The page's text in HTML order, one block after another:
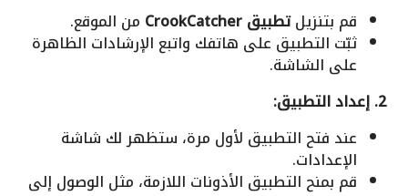
قم بتنزيلتطبيق CrookCatcher من الموقع.
ثبّت التطبيق على هاتفك واتبع الإرشادات الظاهرة
على الشاشة.
2. إعداد التطبيق:
عند فتح التطبيق لأول مرة، ستظهر لك شاشة
الإعدادات.
قم بمنح التطبيق الأذونات اللازمة، مثل الوصول إلى